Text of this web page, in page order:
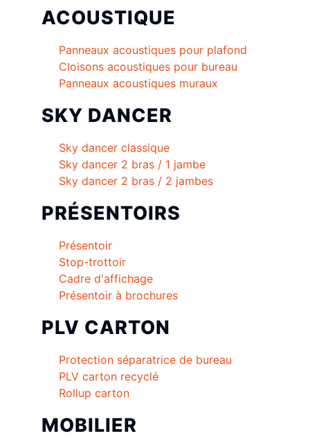
ACOUSTIQUE
Panneaux acoustiques pour plafond
Cloisons acoustiques pour bureau
Panneaux acoustiques muraux
SKY DANCER
Sky dancer classique
Sky dancer 2 bras / 1 jambe
Sky dancer 2 bras / 2 jambes
PRÉSENTOIRS
Présentoir
Stop-trottoir
Cadre d'affichage
Présentoir à brochures
PLV CARTON
Protection séparatrice de bureau
PLV carton recyclé
Rollup carton
MOBILIER